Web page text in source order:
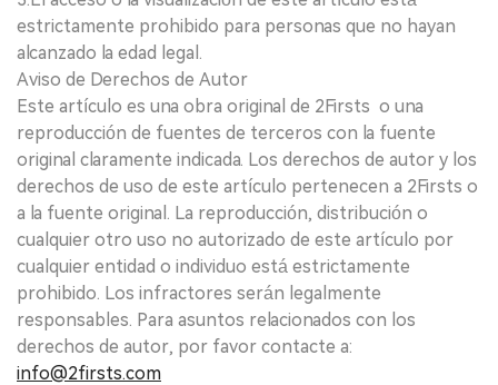
estrictamente prohibido para personas que no hayan
alcanzado la edad legal.
Aviso de Derechos de Autor
Este artículo es una obra original de 2Firsts o una
reproducción de fuentes de terceros con la fuente
original claramente indicada. Los derechos de autor y los
derechos de uso de este artículo pertenecen a 2Firsts o
a la fuente original. La reproducción, distribución o
cualquier otro uso no autorizado de este artículo por
cualquier entidad o individuo está estrictamente
prohibido. Los infractores serán legalmente
responsables. Para asuntos relacionados con los
derechos de autor, por favor contacte a:
info@2firsts.com